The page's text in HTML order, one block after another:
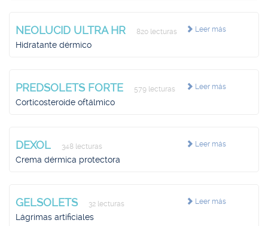
Leer más
NEOLUCID ULTRA HR 820 lecturas
Hidratante dérmico
Leer más
PREDSOLETS FORTE 579 lecturas
Corticosteroide oftálmico
Leer más
DEXOL 348 lecturas
Crema dérmica protectora
Leer más
GELSOLETS 32 lecturas
Lágrimas artificiales